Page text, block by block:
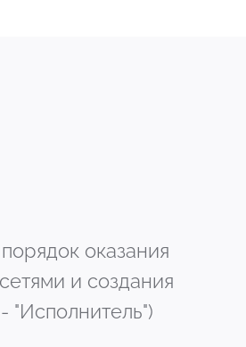
оказания
и создания
"Исполнитель")